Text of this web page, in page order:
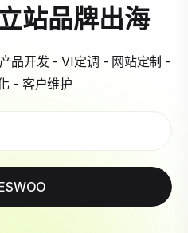
站品牌出海
品开发 - VI定调 - 网站定制 -
- 客户维护